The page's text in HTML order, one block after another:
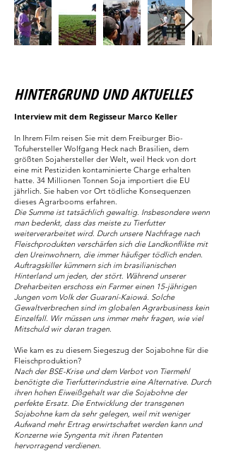
HINTERGRUND UND AKTUELLES
Interview mit dem Regisseur Marco Keller
In Ihrem Film reisen Sie mit dem Freiburger Bio-
Tofuhersteller Wolfgang Heck nach Brasilien, dem
größten Sojahersteller der Welt, weil Heck von dort
eine mit Pestiziden kontaminierte Charge erhalten
hatte. 34 Millionen Tonnen Soja importiert die EU
jährlich. Sie haben vor Ort tödliche Konsequenzen
dieses Agrarbooms erfahren.
Die Summe ist tatsächlich gewaltig. Insbesondere wenn
man bedenkt, dass das meiste zu Tierfutter
weiterverarbeitet wird. Durch unsere Nachfrage nach
Fleischprodukten verschärfen sich die Landkonflikte mit
den Ureinwohnern, die immer häufiger tödlich enden.
Auftragskiller kümmern sich im brasilianischen
Hinterland um jeden, der stört. Während unserer
Dreharbeiten erschoss ein Farmer einen 15-jährigen
Jungen vom Volk der Guaraní-Kaiowá. Solche
Gewaltverbrechen sind im globalen Agrarbusiness kein
Einzelfall. Wir müssen uns immer mehr fragen, wie viel
Mitschuld wir daran tragen.
Wie kam es zu diesem Siegeszug der Sojabohne für die
Fleischproduktion?
Nach der BSE-Krise und dem Verbot von Tiermehl
benötigte die Tierfutterindustrie eine Alternative. Durch
ihren hohen Eiweißgehalt war die Sojabohne der
perfekte Ersatz. Die Entwicklung der transgenen
Sojabohne kam da sehr gelegen, weil mit weniger
Aufwand mehr Ertrag erwirtschaftet werden kann und
Konzerne wie Syngenta mit ihren Patenten
hervorragend verdienen.